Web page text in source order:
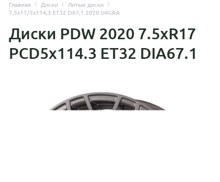
Главная Диски
Литые диски
7,5x17/5x114,3 ET32 D67,1 2020 U4GRA
Диски PDW 2020 7.5xR17
PCD5x114.3 ET32 DIA67.1